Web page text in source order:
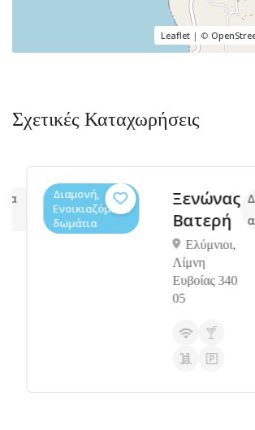
Leaflet | ©
Σχετικές Καταχωρήσεις
Διαμονή,
Ενοικιαζόμενα
δωμάτια
Ξενώνας
Βατερή
Ελύμνιοι,
Λίμνη
Ευβοίας 340
05